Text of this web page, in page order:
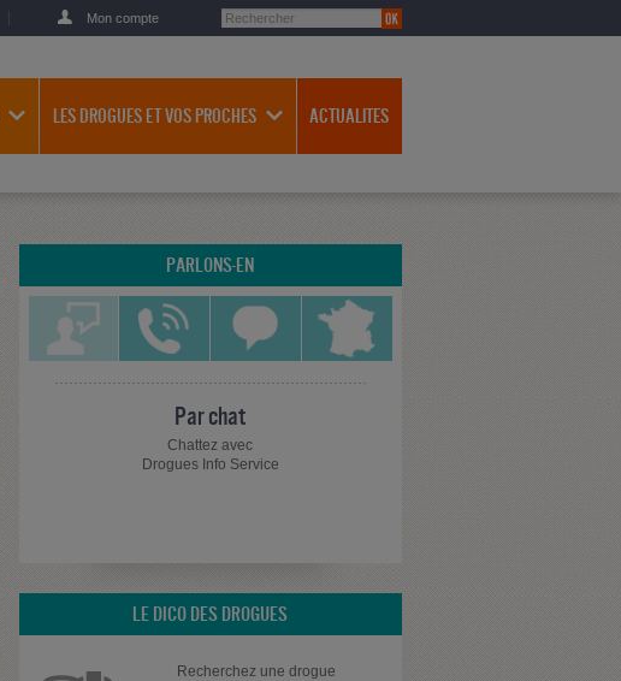
Mon compte
LES DROGUES ET VOS PROCHES ACTUALITES
PARLONS-EN
Par chat
Chattez avec
Drogues Info Service
LE DICO DES DROGUES
Recherchez une drogue